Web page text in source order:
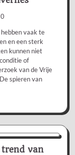
0
vaak te
en een sterk
kunnen niet
of
van de Vrije
spieren van
trend van